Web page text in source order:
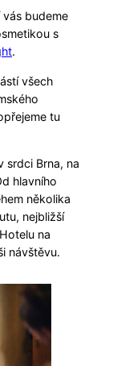
budeme
s
.
všech
tu
srdci Brna, na
hlavního
několika
nejbližší
na
návštěvu.